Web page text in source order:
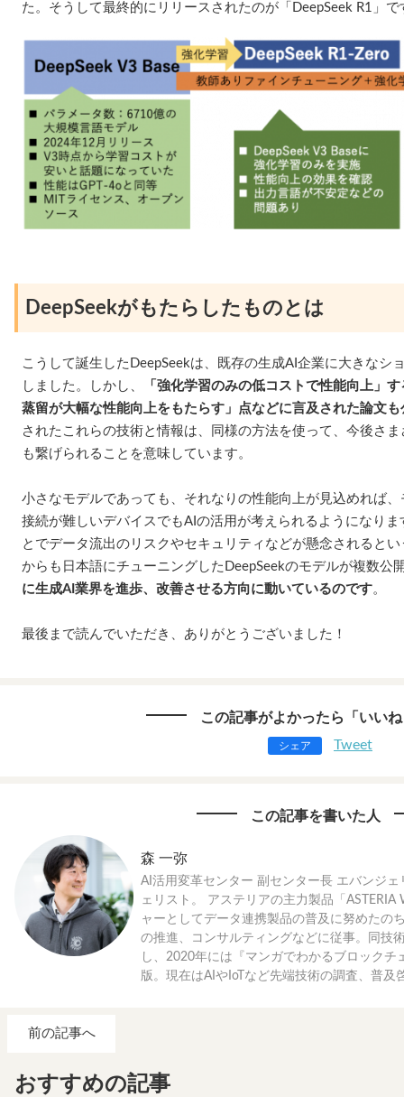
た。そうして最終的にリリースされたのが「DeepSeek R1」で
DeepSeekがもたらしたものとは
こうして誕生したDeepSeekは、既存の生成AI企業に大きなシ
しました。しかし、
「強化学習のみの低コストで性能向上」
蒸留が大幅な性能向上をもたらす」点などに言及された論文も
されたこれらの技術と情報は、同様の方法を使って、今後さ
も繋げられることを意味しています。
小さなモデルであっても、それなりの性能向上が見込めれば
接続が難しいデバイスでもAIの活用が考えられるようになり
とでデータ流出のリスクやセキュリティなどが懸念されると
からも日本語にチューニングしたDeepSeekのモデルが複数公
に生成AI業界を進歩、改善させる方向に動いているのです。
最後まで読んでいただき、ありがとうございました！
この記事がよかったら「いい
シェア Tweet
この記事を書いた人
森 一弥
AI活用変革センター 副センター長 エバンジ
ェリスト。 アステリアの主力製品「
ャーとしてデータ連携製品の普及に努めたの
の推進、コンサルティングなどに従事。同技
し、2020年には『マンガでわかるブロック
版。現在はAIやIoTなど先端技術の調査、普及
前の記事へ
おすすめの記事